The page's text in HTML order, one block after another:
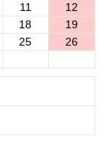
11
12
18
19
25
26